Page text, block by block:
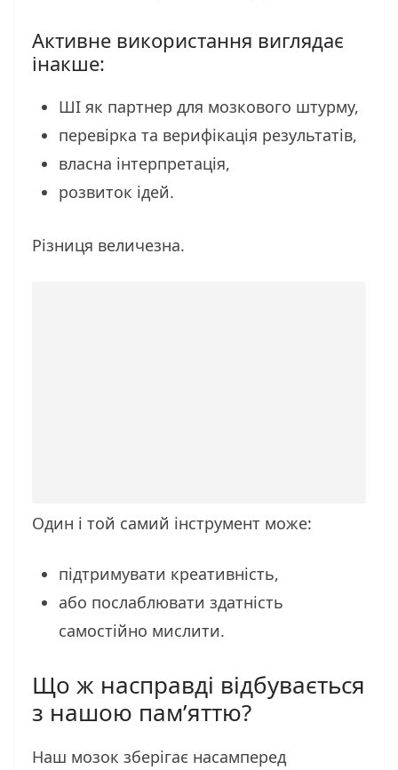
Активне використання виглядає
інакше:
ШІ як партнер для мозкового штурму,
перевірка та верифікація результатів,
власна інтерпретація,
розвиток ідей.
Різниця величезна.
Один і той самий інструмент може:
підтримувати креативність,
або послаблювати здатність
самостійно мислити.
Що ж насправді відбувається
з нашою пам’яттю?
Наш мозок зберігає насамперед